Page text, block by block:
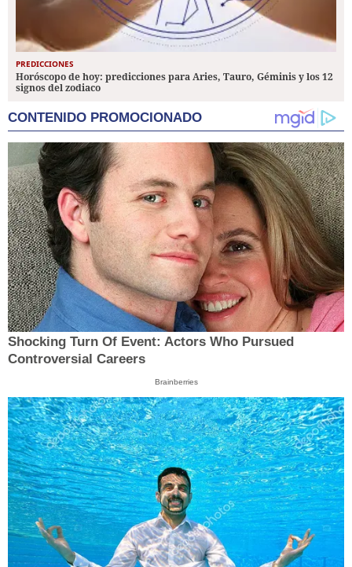
PREDICCIONES
Horóscopo de hoy: predicciones para Aries, Tauro, Géminis y los 12
signos del zodiaco
CONTENIDO PROMOCIONADO
Shocking Turn Of Event: Actors Who Pursued
Controversial Careers
Brainberries